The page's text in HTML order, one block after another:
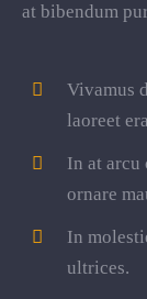
at bibendum
Vivamus
laoreet
In at arcu
ornare
In
ultrices.